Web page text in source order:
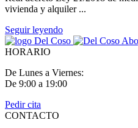
vivienda y alquiler ...
Seguir leyendo
HORARIO
De Lunes a Viernes:
De 9:00 a 19:00
Pedir cita
CONTACTO